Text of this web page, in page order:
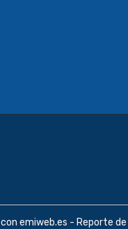
con emiweb.es - Reporte